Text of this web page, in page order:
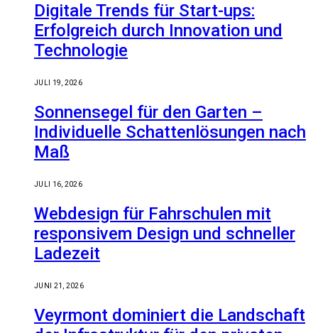
Digitale Trends für Start-ups:
Erfolgreich durch Innovation und
Technologie
JULI 19, 2026
Sonnensegel für den Garten –
Individuelle Schattenlösungen nach
Maß
JULI 16, 2026
Webdesign für Fahrschulen mit
responsivem Design und schneller
Ladezeit
JUNI 21, 2026
Veyrmont dominiert die Landschaft